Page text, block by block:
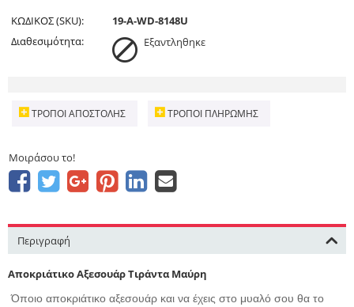
ΚΩΔΙΚΟΣ (SKU):
19-A-WD-8148U
Διαθεσιμότητα:
Εξαντληθηκε
ΤΡΌΠΟΙ ΑΠΟΣΤΟΛΉΣ ΤΡΌΠΟΙ ΠΛΗΡΩΜΉΣ
Μοιράσου το!
Περιγραφή
Αποκριάτικο Αξεσουάρ Τιράντα Μαύρη
Όποιο αποκριάτικο αξεσουάρ και να έχεις στο μυαλό σου θα το